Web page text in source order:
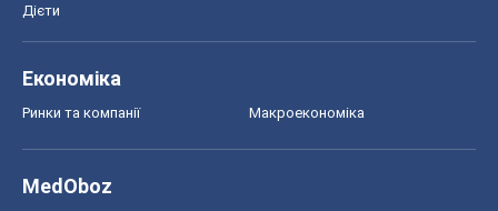
Дієти
Економіка
Ринки та компанії Макроекономіка
MedOboz